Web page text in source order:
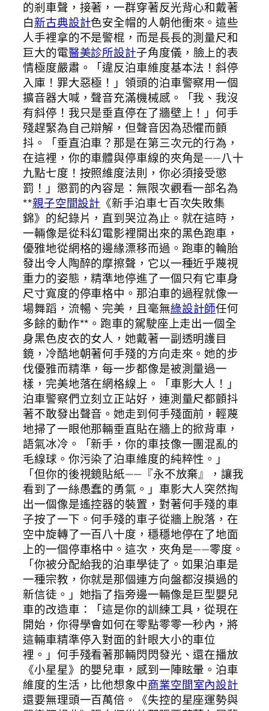
的剎車聲，接著，一群穿著反光背心和戴著
白新古典設計色安全帽的人朝他衝來。這些
人手裡拿的不是警棍，而是長長的測量尺和
巨大的電醫美診所設計子角度儀，臉上的表
情極度嚴肅。「違反泊車維度基本法！斜停
入庫！罪大惡極！」領頭的泊車警察用一個
擴音器大喊，聲音充滿機械感。「我、我沒
有斜停！我只是垂直停在了牆壁上！」何手
殘趕緊為自己辯解，但聲音因為恐懼而顫
抖。「垂直泊車？那是在第三次元的行為，
在這裡，你的車體與停車線的夾角是——八十
九點七度！按照維度法則，你必須接受懲
罰！」懲罰的內容是：無限次觀看一部名為
**親子空間設計 《新手泊車七百次失敗集
錦》的紀錄片，直到哭泣為止。就在這時，
一輛像是從科幻電影裡開出來的黑色跑車，
優雅地從網格的邊緣漂移而過。跑車的輪胎
發出令人陶醉的摩擦聲，它以一種近乎蔑視
重力的姿態，精準地停進了一個只有它車身
尺寸寬度的停車格中。那泊車的過程就像一
場舞蹈，流暢、完美，且毫無綠設計師任何
多餘的動作**。跑車的駕駛座上走出一個全
身黑色皮衣的女人，她戴著一副透明護目
鏡，冷酷地朝著何手殘的方向走來。她的步
伐優雅而精準，每一步都像是被測量過一
樣，完美地落在網格線上。「車影大人！」
泊車警察們立刻立正站好，連測量尺都顫抖
著不敢發出聲音。她走到何手殘面前，輕蔑
地掃了一眼他那輛垂直貼在牆上的掀背車，
語氣冰冷。「新手，你的車技像一團混亂的
毛線球。你污染了泊車維度的純粹性。」
「但你的後視鏡貼紙——『永不放棄』，讓我
看到了一絲愚蠢的勇氣。」車影大人突然掏
出一個像是遙控器的裝置，對著何手殘的車
子按了一下。何手殘的車子從牆上脫落，在
空中旋轉了一百八十度，穩穩地停在了地面
上的一個停車格中。這次，夾角是——零度。
「你被分配給我的泊車學徒了。如果泊車是
一種宗教，你就是那個連方向盤都沒摸過的
新信徒。」她指了指旁邊一輛像是巨型嬰兒
車的改造車：「這是你的訓練工具，從現在
開始，你得學會如何在零點零零一秒內，將
這輛車精準停入對面的針眼大小的車位
裡。」何手殘看著那輛閃閃發光、還在播放
《小星星》的嬰兒車，感到一陣眩暈。泊車
維度的生活，比他想象中商業空間室內設計
還要無理頭一百萬倍。《失控的星座運勢與